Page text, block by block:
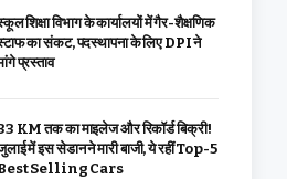
शिक्षा विभाग के कार्यालयों में गैर-शैक्षणिक
का संकट, पदस्थापना के लिए DPI ने
प्रस्ताव
KM तक का माइलेज और रिकॉर्ड बिक्री!
में इस सेडान ने मारी बाजी, ये रहीं Top-5
Selling Cars